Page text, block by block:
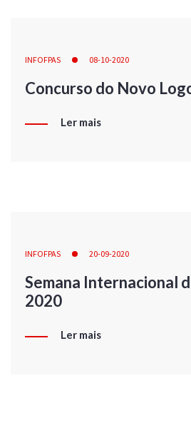
INFOFPAS 08-10-2020
Concurso do Novo
Ler mais
INFOFPAS 20-09-2020
Semana Internacional
2020
Ler mais